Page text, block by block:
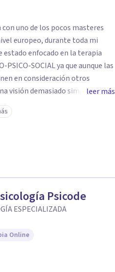
uno de los pocos masteres
europeo, durante toda mi
enfocado en la terapia
SOCIAL ya que aunque las
en consideración otros
visión demasiado simplista,
es ayudar
considerando cada caso como
leer más
Psicode
ESPECIALIZADA
Online